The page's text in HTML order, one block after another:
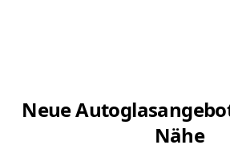
Neue
Nähe